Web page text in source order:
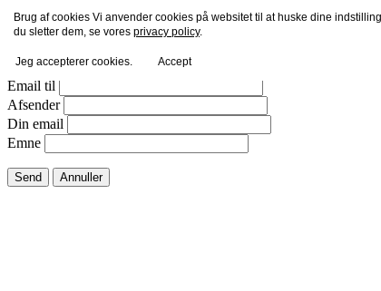
Email dette link til en ven.
Luk vindue
Email til
Afsender
Din email
Emne
Send Annuller
Brug af cookies Vi anvender cookies på websitet til at huske dine
du sletter dem, se vores privacy policy.
Jeg accepterer cookies. Accept